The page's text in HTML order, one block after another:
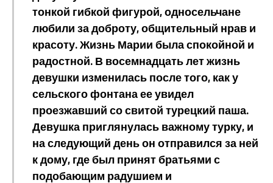
тонкой гибкой фигурой, односельчане
любили за доброту, общительный нрав и
красоту. Жизнь Марии была спокойной и
радостной. В восемнадцать лет жизнь
девушки изменилась после того, как у
сельского фонтана ее увидел
проезжавший со свитой турецкий паша.
Девушка приглянулась важному турку, и
на следующий день он отправился за ней
к дому, где был принят братьями с
подобающим радушием и